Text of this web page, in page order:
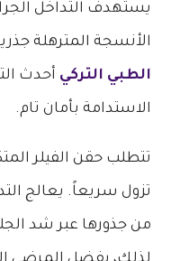
يستهدف التداخل
الأنسجة المترهلة
الطبي التركي أحدث
الاستدامة بأمان تام.
تتطلب حقن الفيلر
تزول سريعاً. يعالج
من جذورها عبر شد